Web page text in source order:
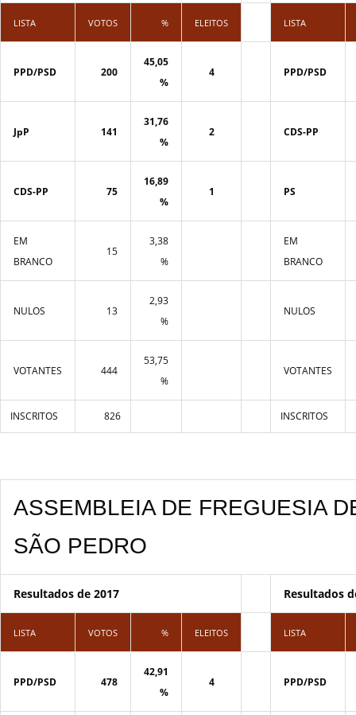
LISTA VOTOS % ELEITOS LISTA
PPD/PSD 200
45,05
%
4 PPD/PSD
JpP 141
31,76
%
2 CDS-PP
CDS-PP 75
16,89
%
1 PS
EM
BRANCO
15
3,38
%
EM
BRANCO
NULOS 13
2,93
%
NULOS
VOTANTES 444
53,75
%
VOTANTES
INSCRITOS 826 INSCRITOS
ASSEMBLEIA DE FREGUESIA
SÃO PEDRO
Resultados de 2017 Resultados
LISTA VOTOS % ELEITOS LISTA
PPD/PSD 478
42,91
%
4 PPD/PSD